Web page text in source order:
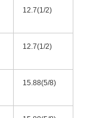
12.7(1/2)
12.7(1/2)
15.88(5/8)